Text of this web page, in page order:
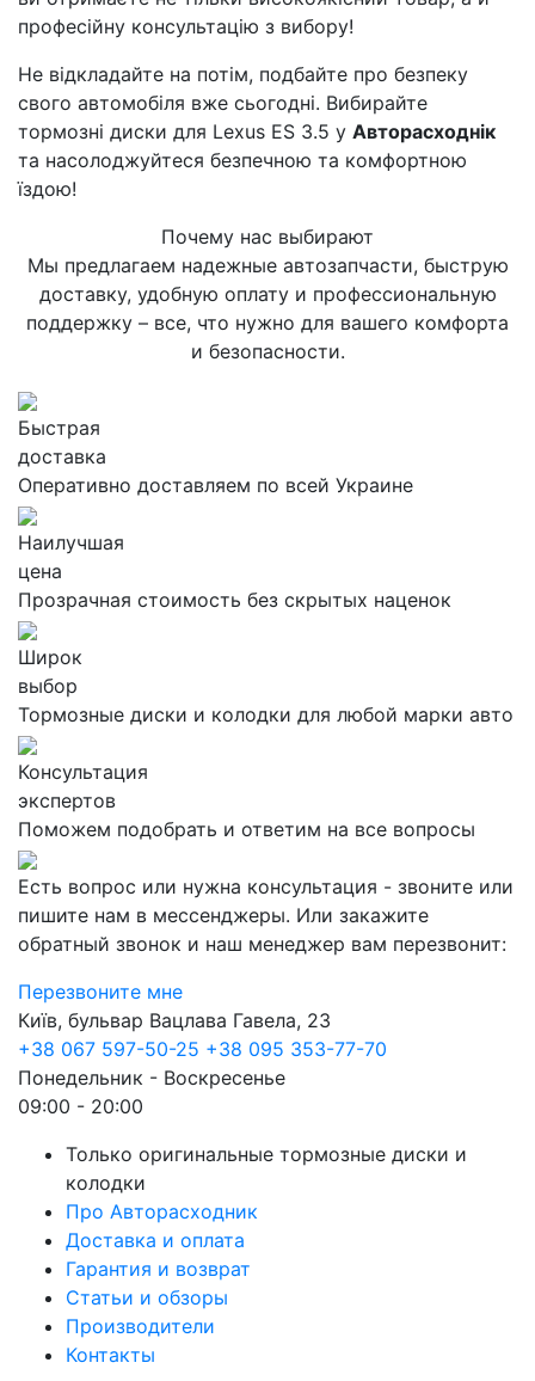
професійну консультацію з вибору!
Не відкладайте на потім, подбайте про безпеку
свого автомобіля вже сьогодні. Вибирайте
тормозні диски для Lexus ES 3.5 у Авторасходнік
та насолоджуйтеся безпечною та комфортною
їздою!
Почему нас выбирают
Мы предлагаем надежные автозапчасти, быструю
доставку, удобную оплату и профессиональную
поддержку – все, что нужно для вашего комфорта
и безопасности.
Быстрая
доставка
Оперативно доставляем по всей Украине
Наилучшая
цена
Прозрачная стоимость без скрытых наценок
Широк
выбор
Тормозные диски и колодки для любой марки авто
Консультация
экспертов
Поможем подобрать и ответим на все вопросы
Есть вопрос или нужна консультация - звоните или
пишите нам в мессенджеры. Или закажите
обратный звонок и наш менеджер вам перезвонит:
Перезвоните мне
Київ, бульвар Вацлава Гавела, 23
+38 067 597-50-25 +38 095 353-77-70
Понедельник - Воскресенье
09:00 - 20:00
Только оригинальные тормозные диски и
колодки
Про Авторасходник
Доставка и оплата
Гарантия и возврат
Статьи и обзоры
Производители
Контакты